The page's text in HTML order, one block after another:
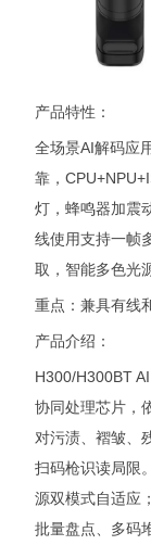
产品特性：
全场景AI解码应
靠，
灯，蜂鸣器加震
线使用支持一帧
取，智能多色光
重点：兼具有线
产品介绍：
H300/H300BT
协同处理芯片，
对污渍、褶皱、
扫码枪识读局限
源双模式自适应
批量盘点、多码